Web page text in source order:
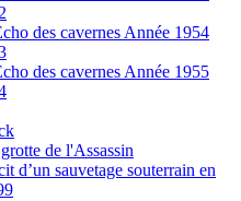
des cavernes Année 1954
des cavernes Année 1955
de l'Assassin
d’un sauvetage souterrain en